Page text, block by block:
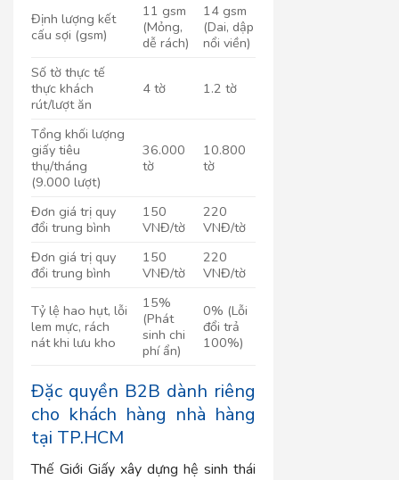
Định lượng kết
cấu sợi (gsm)
11 gsm
(Mỏng,
dễ rách)
14 gsm
(Dai, dập
nổi viền)
Số tờ thực tế
thực khách
rút/lượt ăn
4 tờ 1.2 tờ
Tổng khối lượng
giấy tiêu
thụ/tháng
(9.000 lượt)
36.000
tờ
10.800
tờ
Đơn giá trị quy
đổi trung bình
150
VNĐ/tờ
220
VNĐ/tờ
Đơn giá trị quy
đổi trung bình
150
VNĐ/tờ
220
VNĐ/tờ
Tỷ lệ hao hụt, lỗi
lem mực, rách
nát khi lưu kho
15%
(Phát
sinh chi
phí ẩn)
0% (Lỗi
đổi trả
100%)
Đặc quyền B2B dành riêng
cho khách hàng nhà hàng
tại TP.HCM
Thế Giới Giấy xây dựng hệ sinh thái